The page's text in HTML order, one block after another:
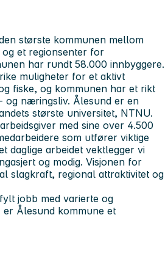
største kommunen mellom
et regionsenter for
har rundt 58.000 innbyggere.
muligheter for et aktivt
fiske, og kommunen har et rikt
og næringsliv. Ålesund er en
største universitet, NTNU.
med sine over 4.500
som utfører viktige
daglige arbeidet vektlegger vi
og modig. Visjonen for
slagkraft, regional attraktivitet og
jobb med varierte og
Ålesund kommune et